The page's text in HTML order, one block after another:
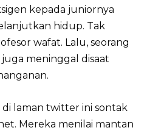
kepada juniornya
hidup. Tak
wafat. Lalu, seorang
juga meninggal disaat
laman twitter ini sontak
Mereka menilai mantan